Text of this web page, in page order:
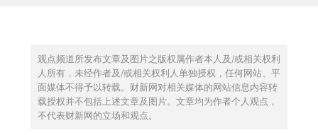
观点频道所发布文章及图片之版权属作者本人及/或相关权利
人所有，未经作者及/或相关权利人单独授权，任何网站、平
面媒体不得予以转载。财新网对相关媒体的网站信息内容转
载授权并不包括上述文章及图片。文章均为作者个人观点，
不代表财新网的立场和观点。